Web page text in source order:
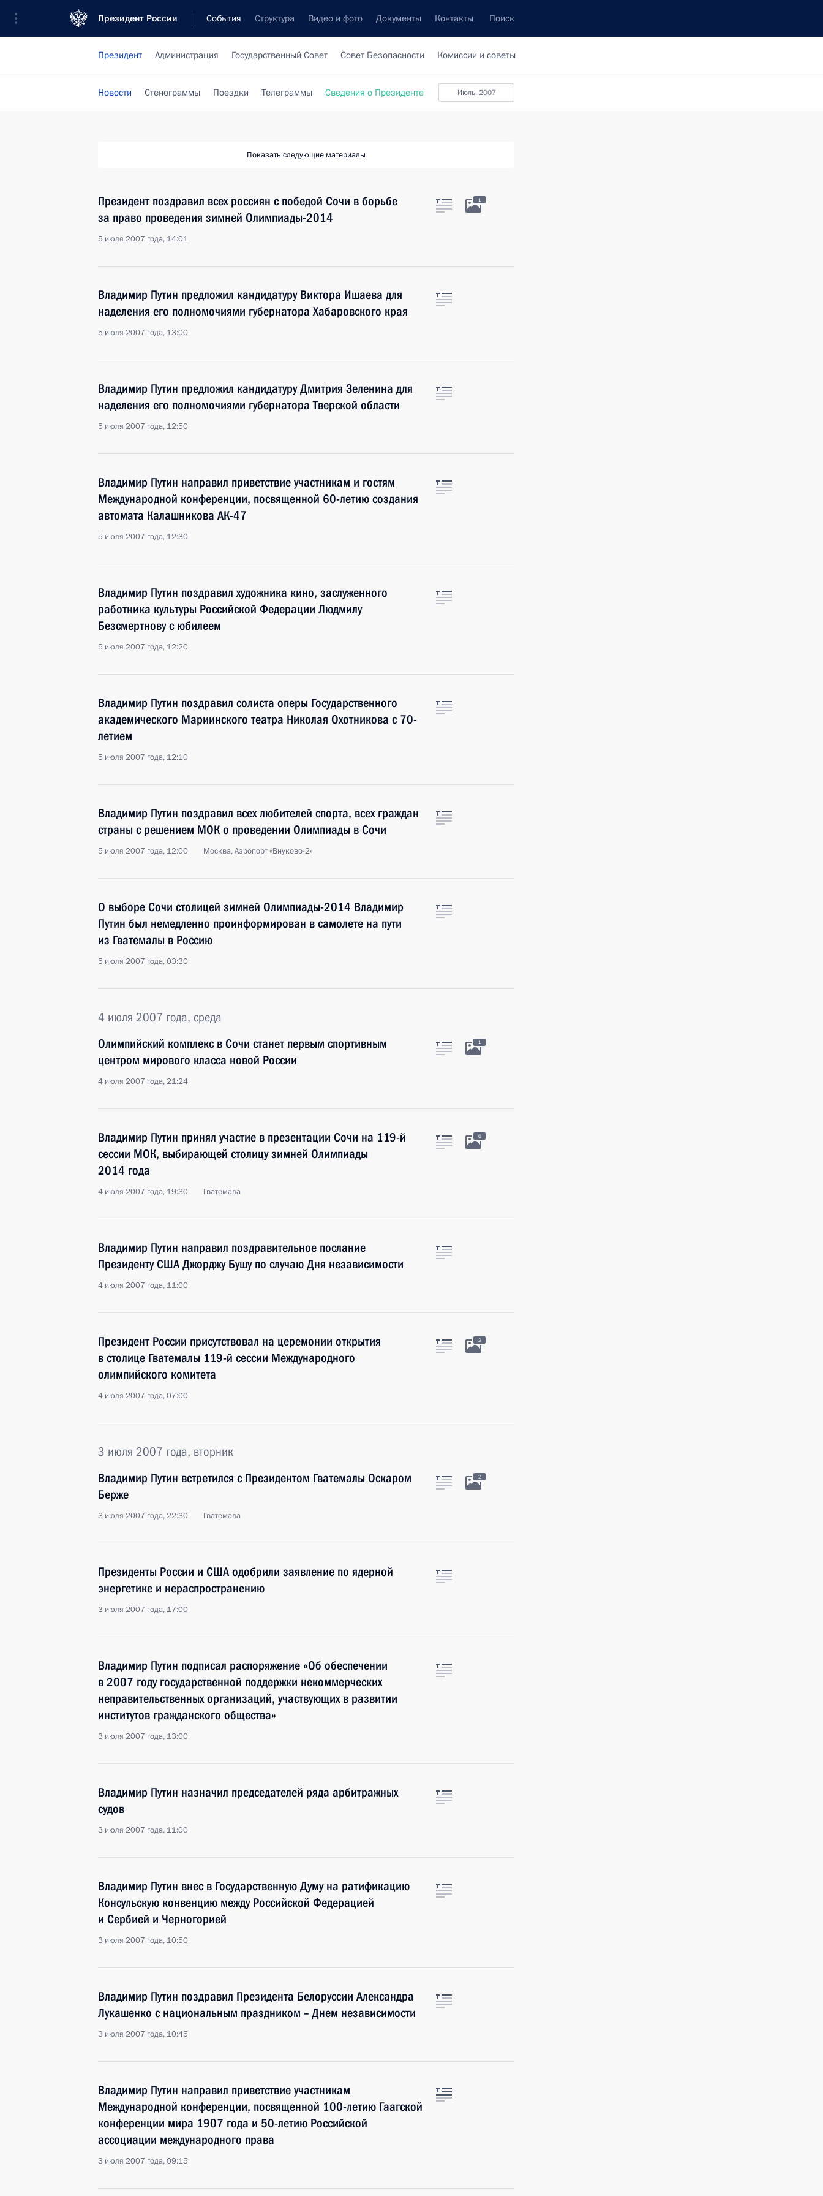
Президент России События Структура Видео и фото Документы Контакты Поиск
Президент Администрация Государственный Совет Совет Безопасности Комиссии и советы
июль, 2007
Новости Стенограммы Поездки Телеграммы Сведения о Президенте
Показать следующие материалы
Президент поздравил всех россиян с победой Сочи в борьбе
за право проведения зимней Олимпиады-2014
5 июля 2007 года, 14:01
1
Владимир Путин предложил кандидатуру Виктора Ишаева для
наделения его полномочиями губернатора Хабаровского края
5 июля 2007 года, 13:00
Владимир Путин предложил кандидатуру Дмитрия Зеленина для
наделения его полномочиями губернатора Тверской области
5 июля 2007 года, 12:50
Владимир Путин направил приветствие участникам и гостям
Международной конференции, посвященной 60-летию создания
автомата Калашникова АК-47
5 июля 2007 года, 12:30
Владимир Путин поздравил художника кино, заслуженного
работника культуры Российской Федерации Людмилу
Безсмертнову с юбилеем
5 июля 2007 года, 12:20
Владимир Путин поздравил солиста оперы Государственного
академического Мариинского театра Николая Охотникова с 70-
летием
5 июля 2007 года, 12:10
Владимир Путин поздравил всех любителей спорта, всех граждан
страны с решением МОК о проведении Олимпиады в Сочи
5 июля 2007 года, 12:00 Москва, Аэропорт «Внуково-2»
О выборе Сочи столицей зимней Олимпиады-2014 Владимир
Путин был немедленно проинформирован в самолете на пути
из Гватемалы в Россию
5 июля 2007 года, 03:30
4 июля 2007 года, среда
Олимпийский комплекс в Сочи станет первым спортивным
центром мирового класса новой России
4 июля 2007 года, 21:24
1
Владимир Путин принял участие в презентации Сочи на 119-й
сессии МОК, выбирающей столицу зимней Олимпиады
2014 года
4 июля 2007 года, 19:30 Гватемала
6
Владимир Путин направил поздравительное послание
Президенту США Джорджу Бушу по случаю Дня независимости
4 июля 2007 года, 11:00
Президент России присутствовал на церемонии открытия
в столице Гватемалы 119-й сессии Международного
олимпийского комитета
4 июля 2007 года, 07:00
2
3 июля 2007 года, вторник
Владимир Путин встретился с Президентом Гватемалы Оскаром
Берже
3 июля 2007 года, 22:30 Гватемала
2
Президенты России и США одобрили заявление по ядерной
энергетике и нераспространению
3 июля 2007 года, 17:00
Владимир Путин подписал распоряжение «Об обеспечении
в 2007 году государственной поддержки некоммерческих
неправительственных организаций, участвующих в развитии
институтов гражданского общества»
3 июля 2007 года, 13:00
Владимир Путин назначил председателей ряда арбитражных
судов
3 июля 2007 года, 11:00
Владимир Путин внес в Государственную Думу на ратификацию
Консульскую конвенцию между Российской Федерацией
и Сербией и Черногорией
3 июля 2007 года, 10:50
Владимир Путин поздравил Президента Белоруссии Александра
Лукашенко с национальным праздником – Днем независимости
3 июля 2007 года, 10:45
Владимир Путин направил приветствие участникам
Международной конференции, посвященной 100-летию Гаагской
конференции мира 1907 года и 50-летию Российской
ассоциации международного права
3 июля 2007 года, 09:15